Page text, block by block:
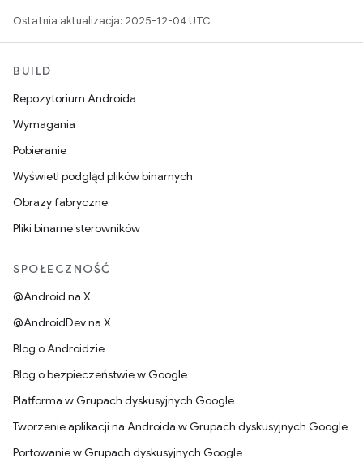
Ostatnia aktualizacja: 2025-12-04 UTC.
BUILD
Repozytorium Androida
Wymagania
Pobieranie
Wyświetl podgląd plików binarnych
Obrazy fabryczne
Pliki binarne sterowników
SPOŁECZNOŚĆ
@Android na X
@AndroidDev na X
Blog o Androidzie
Blog o bezpieczeństwie w Google
Platforma w Grupach dyskusyjnych Google
Tworzenie aplikacji na Androida w Grupach dyskusyjnych Google
Portowanie w Grupach dyskusyjnych Google